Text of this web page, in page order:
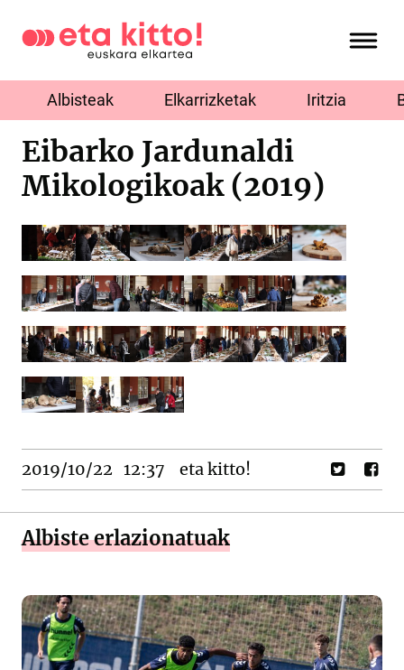
Albisteak Elkarrizketak Iritzia
Eibarko Jardunaldi
Mikologikoak (2019)
2019/10/22 12:37 eta kitto!
Albiste erlazionatuak